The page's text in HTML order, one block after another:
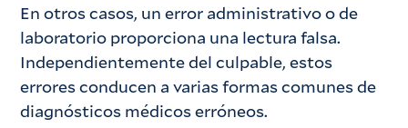
En otros casos, un error administrativo o de
laboratorio proporciona una lectura falsa.
Independientemente del culpable, estos
errores conducen a varias formas comunes de
diagnósticos médicos erróneos.